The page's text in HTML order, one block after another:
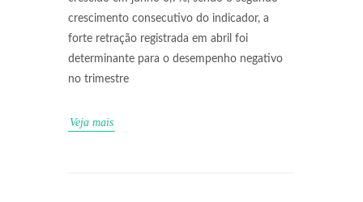
crescimento consecutivo do indicador, a
forte retração registrada em abril foi
determinante para o desempenho negativo
no trimestre
Veja mais